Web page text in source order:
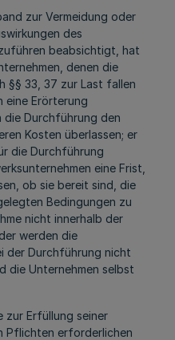
zur Vermeidung oder
des
beabsichtigt, hat
denen die
§§ 33, 37 zur Last fallen
eine Erörterung
die Durchführung den
Kosten überlassen; er
die Durchführung
eine Frist,
ob sie bereit sind, die
Bedingungen zu
nicht innerhalb der
werden die
der Durchführung nicht
die Unternehmen selbst
zur Erfüllung seiner
Pflichten erforderlichen